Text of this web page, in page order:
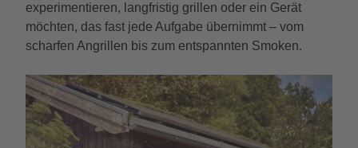
experimentieren, langfristig grillen oder ein Gerät
möchten, das fast jede Aufgabe übernimmt – vom
scharfen Angrillen bis zum entspannten Smoken.